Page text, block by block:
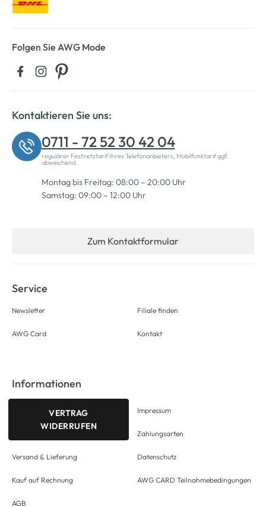
Folgen Sie AWG Mode
Kontaktieren Sie uns:
0711 - 72 52 30 42 04
regulärer Festnetztarif Ihres Telefonanbieters, Mobilfunktarif ggf.
abweichend.
Montag bis Freitag: 08:00 – 20:00 Uhr
Samstag: 09:00 – 12:00 Uhr
Zum Kontaktformular
Service
Newsletter
AWG Card
Filiale finden
Kontakt
Informationen
VERTRAG
WIDERRUFEN
Versand & Lieferung
Kauf auf Rechnung
AGB
Impressum
Zahlungsarten
Datenschutz
AWG CARD Teilnahmebedingungen